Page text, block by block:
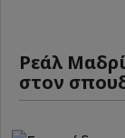
Ρεάλ
στον